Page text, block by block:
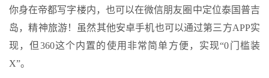
你身在帝都写字楼内，也可以在微信朋友圈中定位泰国普吉
岛，精神旅游！虽然其他安卓手机也可以通过第三方APP实
现，但360这个内置的使用非常简单方便，实现“0门槛装
X”。